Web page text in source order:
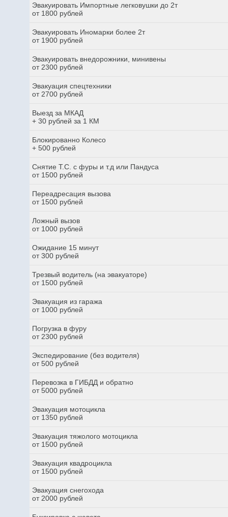
Эвакуировать Импортные легковушки до 2т
от 1800 рублей
Эвакуировать Иномарки более 2т
от 1900 рублей
Эвакуировать внедорожники, минивены
от 2300 рублей
Эвакуация спецтехники
от 2700 рублей
Выезд за МКАД
+ 30 рублей за 1 КМ
Блокированно Колесо
+ 500 рублей
Снятие Т.С. с фуры и т.д или Пандуса
от 1500 рублей
Переадресация вызова
от 1500 рублей
Ложный вызов
от 1000 рублей
Ожидание 15 минут
от 300 рублей
Трезвый водитель (на эвакуаторе)
от 1500 рублей
Эвакуация из гаража
от 1000 рублей
Погрузка в фуру
от 2300 рублей
Экспедирование (без водителя)
от 500 рублей
Перевозка в ГИБДД и обратно
от 5000 рублей
Эвакуация мотоцикла
от 1350 рублей
Эвакуация тяжолого мотоцикла
от 1500 рублей
Эвакуация квадроцикла
от 1500 рублей
Эвакуация снегохода
от 2000 рублей